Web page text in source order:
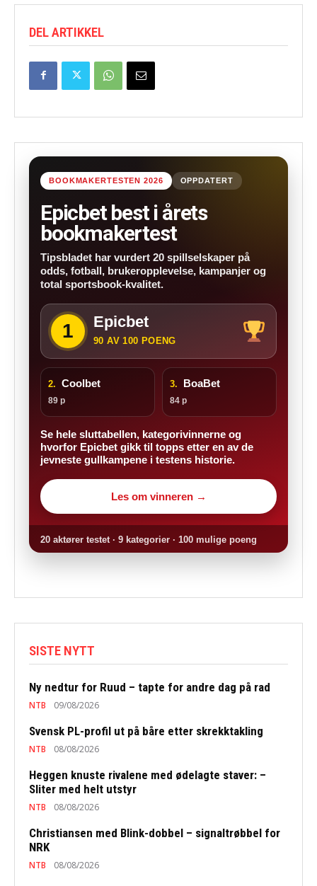
DEL ARTIKKEL
BOOKMAKERTESTEN 2026 OPPDATERT
Epicbet best i årets
bookmakertest
Tipsbladet har vurdert 20 spillselskaper på
odds, fotball, brukeropplevelse, kampanjer og
total sportsbook-kvalitet.
1 Epicbet
90 AV 100 POENG
2. Coolbet
89 p
3. BoaBet
84 p
Se hele sluttabellen, kategorivinnerne og
hvorfor Epicbet gikk til topps etter en av de
jevneste gullkampene i testens historie.
Les om vinneren →
20 aktører testet · 9 kategorier · 100 mulige poeng
SISTE NYTT
Ny nedtur for Ruud – tapte for andre dag på rad
NTB 09/08/2026
Svensk PL-profil ut på båre etter skrekktakling
NTB 08/08/2026
Heggen knuste rivalene med ødelagte staver: –
Sliter med helt utstyr
NTB 08/08/2026
Christiansen med Blink-dobbel – signaltrøbbel for
NRK
NTB 08/08/2026